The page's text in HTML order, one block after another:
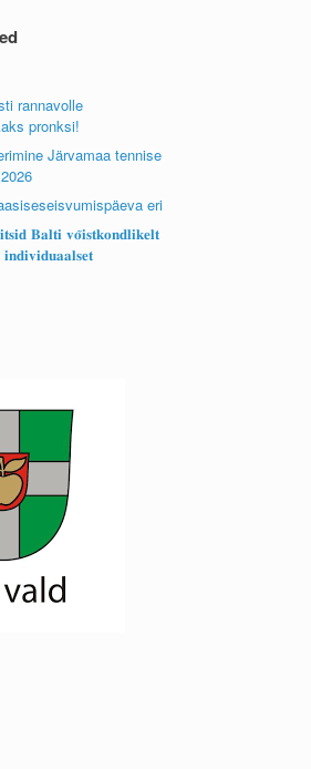
rannavolle
pronksi!
Järvamaa tennise
eri
𝐁𝐚𝐥𝐭𝐢 𝐯𝐨̃𝐢𝐬𝐭𝐤𝐨𝐧𝐝𝐥𝐢𝐤𝐞𝐥𝐭
𝐢𝐧𝐝𝐢𝐯𝐢𝐝𝐮𝐚𝐚𝐥𝐬𝐞𝐭